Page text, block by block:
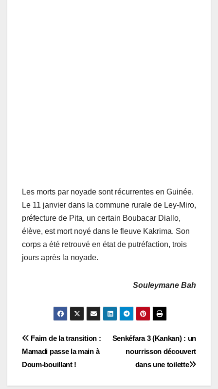
Les morts par noyade sont récurrentes en Guinée.
Le 11 janvier dans la commune rurale de Ley-Miro,
préfecture de Pita, un certain Boubacar Diallo,
élève, est mort noyé dans le fleuve Kakrima. Son
corps a été retrouvé en état de putréfaction, trois
jours après la noyade.
Souleymane Bah
Navigation
de
l’article
Senkéfara 3 (Kankan) : un
nourrisson découvert
dans une toilette
Faim de la transition :
Mamadi passe la main à
Doum-bouillant !